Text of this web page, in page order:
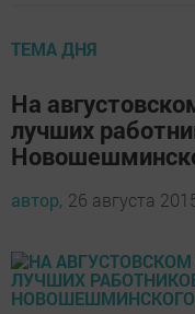
ТЕМА ДНЯ
На
лучших
автор, 26 августа